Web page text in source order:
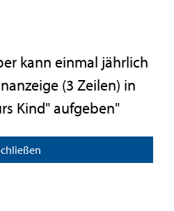
kann einmal jährlich
(3 Zeilen) in
Kind" aufgeben"